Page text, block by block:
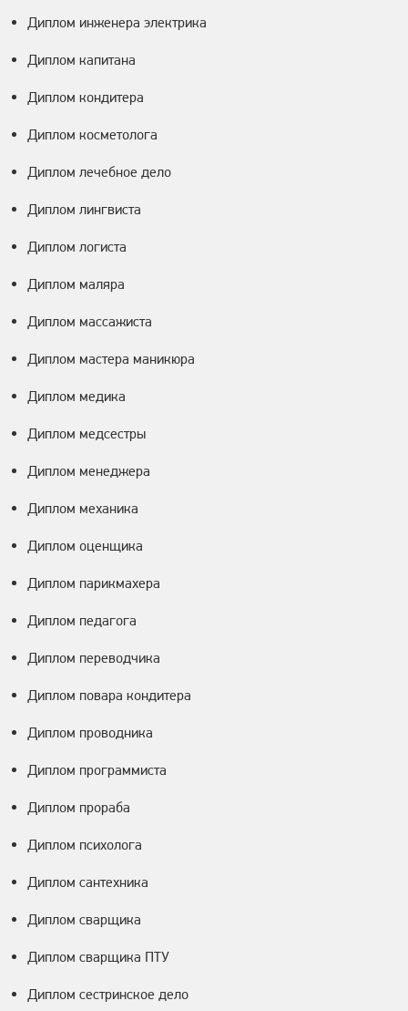
Диплом инженера электрика
Диплом капитана
Диплом кондитера
Диплом косметолога
Диплом лечебное дело
Диплом лингвиста
Диплом логиста
Диплом маляра
Диплом массажиста
Диплом мастера маникюра
Диплом медика
Диплом медсестры
Диплом менеджера
Диплом механика
Диплом оценщика
Диплом парикмахера
Диплом педагога
Диплом переводчика
Диплом повара кондитера
Диплом проводника
Диплом программиста
Диплом прораба
Диплом психолога
Диплом сантехника
Диплом сварщика
Диплом сварщика ПТУ
Диплом сестринское дело